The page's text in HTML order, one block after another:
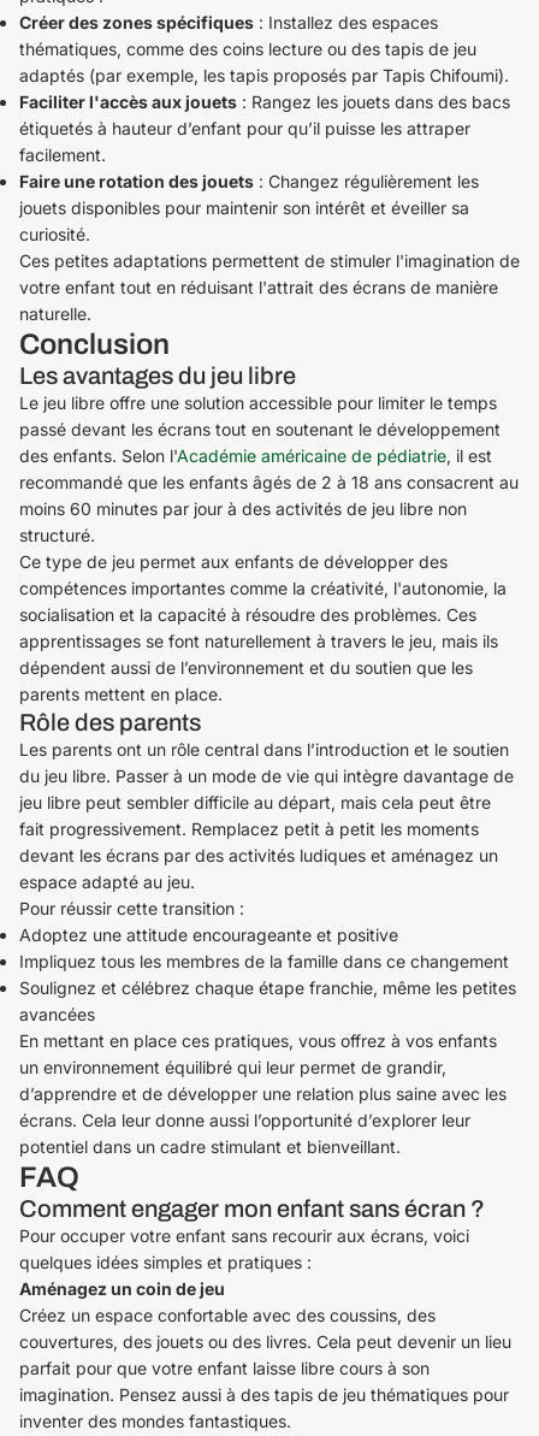
Créer des zones spécifiques : Installez des espaces
thématiques, comme des coins lecture ou des tapis de jeu
adaptés (par exemple, les tapis proposés par Tapis Chifoumi).
Faciliter l'accès aux jouets : Rangez les jouets dans des bacs
étiquetés à hauteur d’enfant pour qu’il puisse les attraper
facilement.
Faire une rotation des jouets : Changez régulièrement les
jouets disponibles pour maintenir son intérêt et éveiller sa
curiosité.
Ces petites adaptations permettent de stimuler l'imagination de
votre enfant tout en réduisant l'attrait des écrans de manière
naturelle.
Conclusion
Les avantages du jeu libre
Le jeu libre offre une solution accessible pour limiter le temps
passé devant les écrans tout en soutenant le développement
des enfants. Selon l'Académie américaine de pédiatrie, il est
recommandé que les enfants âgés de 2 à 18 ans consacrent au
moins 60 minutes par jour à des activités de jeu libre non
structuré.
Ce type de jeu permet aux enfants de développer des
compétences importantes comme la créativité, l'autonomie, la
socialisation et la capacité à résoudre des problèmes. Ces
apprentissages se font naturellement à travers le jeu, mais ils
dépendent aussi de l’environnement et du soutien que les
parents mettent en place.
Rôle des parents
Les parents ont un rôle central dans l’introduction et le soutien
du jeu libre. Passer à un mode de vie qui intègre davantage de
jeu libre peut sembler difficile au départ, mais cela peut être
fait progressivement. Remplacez petit à petit les moments
devant les écrans par des activités ludiques et aménagez un
espace adapté au jeu.
Pour réussir cette transition :
Adoptez une attitude encourageante et positive
Impliquez tous les membres de la famille dans ce changement
Soulignez et célébrez chaque étape franchie, même les petites
avancées
En mettant en place ces pratiques, vous offrez à vos enfants
un environnement équilibré qui leur permet de grandir,
d’apprendre et de développer une relation plus saine avec les
écrans. Cela leur donne aussi l’opportunité d’explorer leur
potentiel dans un cadre stimulant et bienveillant.
FAQ
Comment engager mon enfant sans écran ?
Pour occuper votre enfant sans recourir aux écrans, voici
quelques idées simples et pratiques :
Aménagez un coin de jeu
Créez un espace confortable avec des coussins, des
couvertures, des jouets ou des livres. Cela peut devenir un lieu
parfait pour que votre enfant laisse libre cours à son
imagination. Pensez aussi à des tapis de jeu thématiques pour
inventer des mondes fantastiques.